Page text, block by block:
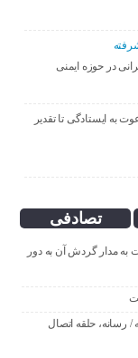
در حوزه ایمنی
به ایستادگی تا تقدیر
تصادفی
به مدار گردش آن به دور
رسانه، حلقه اتصال